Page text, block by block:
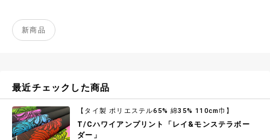
新商品
最近チェックした商品
【タイ製 ポリエステル65% 綿35% 110cm巾】
T/Cハワイアンプリント「レイ&モンステラボー
ダー」